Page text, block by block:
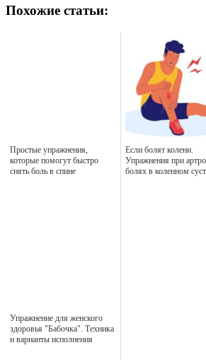
Похожие статьи:
Простые упражнения,
которые помогут быстро
снять боль в спине
Если болят колени.
Упражнения при
болях в коленном
Упражнение для женского
здоровья "Бабочка". Техника
и варианты исполнения